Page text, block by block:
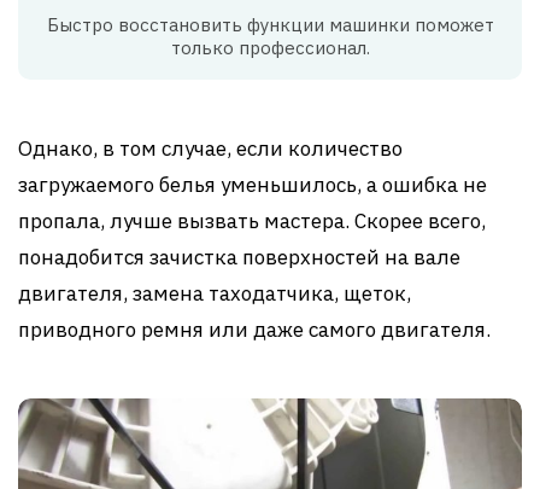
Быстро восстановить функции машинки поможет
только профессионал.
Однако, в том случае, если количество
загружаемого белья уменьшилось, а ошибка не
пропала, лучше вызвать мастера. Скорее всего,
понадобится зачистка поверхностей на вале
двигателя, замена таходатчика, щеток,
приводного ремня или даже самого двигателя.